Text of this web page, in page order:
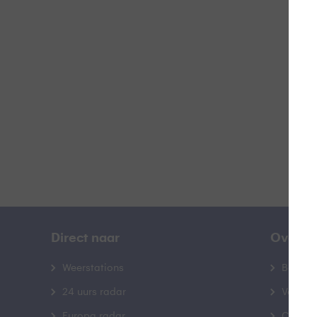
Direct naar
Weerstations
24 uurs radar
Over